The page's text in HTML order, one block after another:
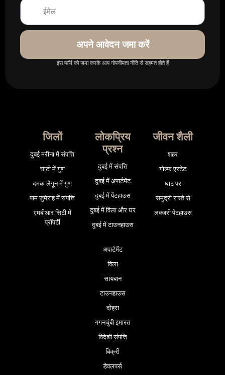
अपने आवेदन जमा करें
इस फॉर्म को जमा करके आप गोपनीयता नीति से सहमत होते हैं
जिलों
दुबई मरीना में संपत्ति
घाटी में गुण
दमक लैगून में गुण
पाम जुमेराह में संपत्ति
एमबीआर सिटी में
प्रॉपर्टी
लोकप्रिय
प्रश्न
दुबई में संपत्ति
दुबई में अपार्टमेंट
दुबई में पेंटहाउस
दुबई में विला और घर
दुबई में टाउनहाउस
जीवन शैली
शहर
गोल्फ एस्टेट
घाट पर
समुद्री रास्ते से
लक्जरी पेंटहाउस
अपार्टमेंट
विला
सायबान
टाउनहाउस
दोहरा
गगनचुंबी इमारत
विदेशी संपत्ति
बिक्री
डेवलपर्स